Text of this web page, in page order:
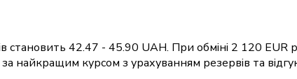
становить 42.47 - 45.90 UAH. При обміні 2 120 EUR
найкращим курсом з урахуванням резервів та